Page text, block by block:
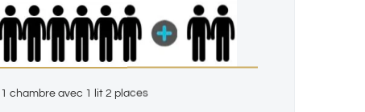
1 chambre avec 1 lit 2 places